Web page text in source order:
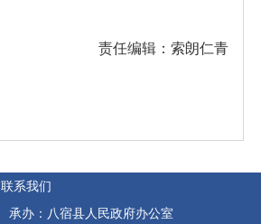
责任编辑：索朗仁青
联系我们
承办：八宿县人民政府办公室